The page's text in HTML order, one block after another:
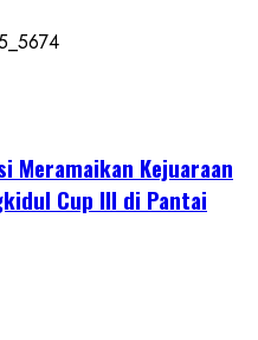
Meramaikan Kejuaraan
Cup III di Pantai